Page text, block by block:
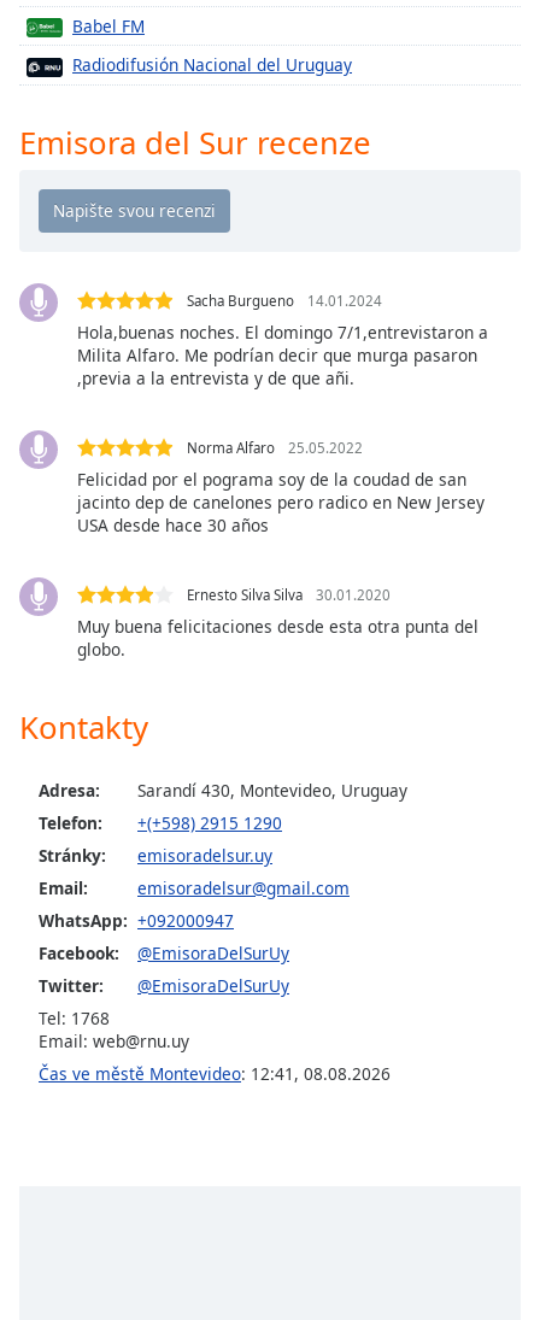
Descriptions
descriptions
off,
subtitles
settings,
subtitles
settings
dialog
subtitles
,
Audio
Fullscreen
This
window.
Beginning
dialog
window.
Escape
cancel
close
window.
Babel FM
Radiodifusión Nacional del Uruguay
Emisora del Sur recenze
Sacha Burgueno 14.01.2024
Hola,buenas noches. El domingo 7/1,entrevistaron a
Milita Alfaro. Me podrían decir que murga pasaron
,previa a la entrevista y de que añi.
Norma Alfaro 25.05.2022
Felicidad por el pograma soy de la coudad de san
jacinto dep de canelones pero radico en New Jersey
USA desde hace 30 años
Ernesto Silva Silva 30.01.2020
Muy buena felicitaciones desde esta otra punta del
globo.
Kontakty
Adresa:
Sarandí 430, Montevideo, Uruguay
Telefon:
+(+598) 2915 1290
Stránky:
emisoradelsur.uy
Email:
emisoradelsur@gmail.com
WhatsApp: +092000947
Facebook:
@EmisoraDelSurUy
Twitter:
@EmisoraDelSurUy
Tel: 1768
Email: web@rnu.uy
Čas ve městě Montevideo: 12:41 , 08.08.2026